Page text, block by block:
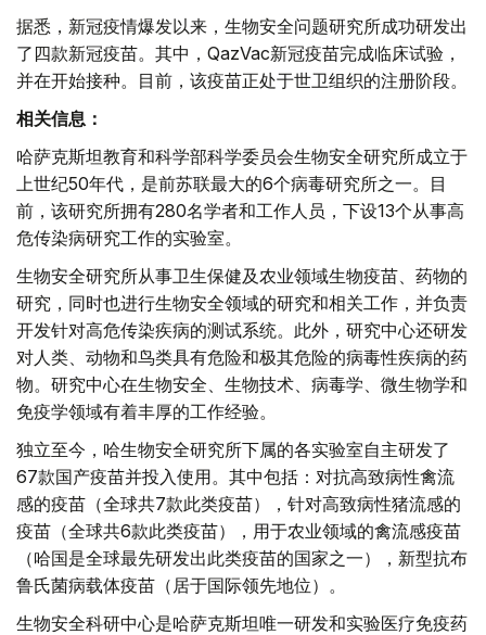
据悉，新冠疫情爆发以来，生物安全问题研究所成功研发出
了四款新冠疫苗。其中，QazVac新冠疫苗完成临床试验，
并在开始接种。目前，该疫苗正处于世卫组织的注册阶段。
相关信息：
哈萨克斯坦教育和科学部科学委员会生物安全研究所成立于
上世纪50年代，是前苏联最大的6个病毒研究所之一。目
前，该研究所拥有280名学者和工作人员，下设13个从事高
危传染病研究工作的实验室。
生物安全研究所从事卫生保健及农业领域生物疫苗、药物的
研究，同时也进行生物安全领域的研究和相关工作，并负责
开发针对高危传染疾病的测试系统。此外，研究中心还研发
对人类、动物和鸟类具有危险和极其危险的病毒性疾病的药
物。研究中心在生物安全、生物技术、病毒学、微生物学和
免疫学领域有着丰厚的工作经验。
独立至今，哈生物安全研究所下属的各实验室自主研发了
67款国产疫苗并投入使用。其中包括：对抗高致病性禽流
感的疫苗（全球共7款此类疫苗），针对高致病性猪流感的
疫苗（全球共6款此类疫苗），用于农业领域的禽流感疫苗
（哈国是全球最先研发出此类疫苗的国家之一），新型抗布
鲁氏菌病载体疫苗（居于国际领先地位）。
生物安全科研中心是哈萨克斯坦唯一研发和实验医疗免疫药